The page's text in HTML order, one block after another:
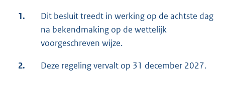
1.
Dit besluit treedt in werking op de achtste dag
na bekendmaking op de wettelijk
voorgeschreven wijze.
2. Deze regeling vervalt op 31 december 2027.